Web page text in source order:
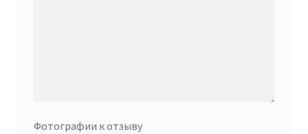
Фотографии к отзыву